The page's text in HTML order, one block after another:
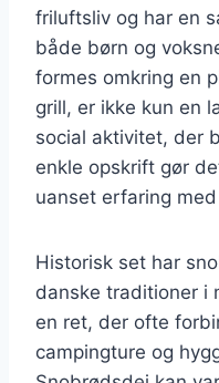
friluftsliv og har en
både børn og
formes omkring en
grill, er ikke kun en
social aktivitet, der
enkle opskrift gør
uanset erfaring
Historisk set har
danske traditioner i
en ret, der ofte
campingture og